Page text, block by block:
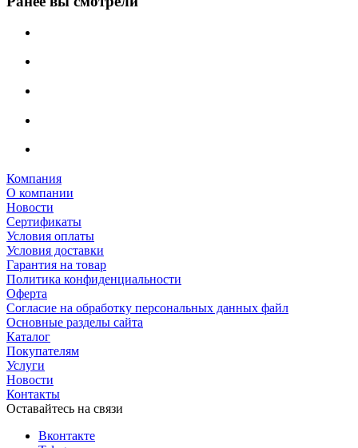
Компания
О компании
Новости
Сертификаты
Условия оплаты
Условия доставки
Гарантия на товар
Политика конфиденциальности
Оферта
Согласие на обработку персональных данных файл
Основные разделы сайта
Каталог
Покупателям
Услуги
Новости
Контакты
Оставайтесь на связи
Вконтакте